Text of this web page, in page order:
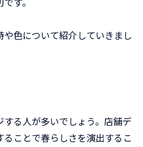
色について紹介していきまし
る人が多いでしょう。店舗デ
ことで春らしさを演出するこ